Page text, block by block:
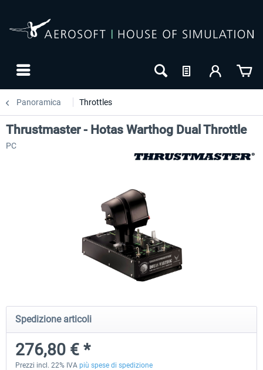
Panoramica Throttles
Honeycomb - Bravo Throttle Quadrant
256,29 € *
Honeycomb Yoke & Throttle
Thrustmaster - Hotas Warthog Dual Throttle
PC
Spedizione articoli
276,80 € *
Prezzi incl. 22% IVA più spese di spedizione